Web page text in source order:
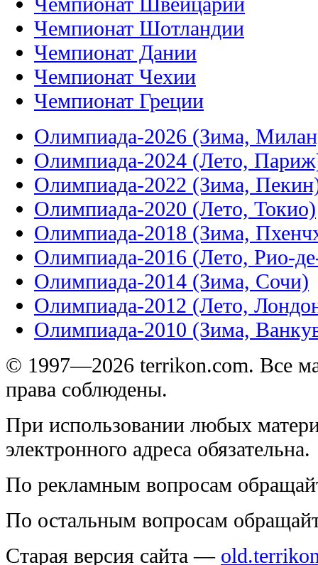
Чемпионат Шотландии
Чемпионат Дании
Чемпионат Чехии
Чемпионат Греции
Олимпиада-2026 (Зима,
Олимпиада-2024 (Лето,
Олимпиада-2022 (Зима,
Олимпиада-2020 (Лето, Токио)
Олимпиада-2018 (Зима,
Олимпиада-2016 (Лето, Рио-
Олимпиада-2014 (Зима, Сочи)
Олимпиада-2012 (Лето,
Олимпиада-2010 (Зима,
© 1997—2026 terrikon.com. Все
права соблюдены.
При использовании любых
электронного адреса обязательна.
По рекламным вопросам
По остальным вопросам
Старая версия сайта —